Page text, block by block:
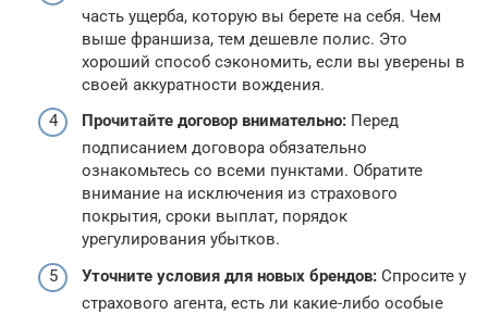
часть ущерба, которую вы берете на себя. Чем
выше франшиза, тем дешевле полис. Это
хороший способ сэкономить, если вы уверены в
своей аккуратности вождения.
Прочитайте договор внимательно: Перед
подписанием договора обязательно
ознакомьтесь со всеми пунктами. Обратите
внимание на исключения из страхового
покрытия, сроки выплат, порядок
урегулирования убытков.
Уточните условия для новых брендов: Спросите у
страхового агента, есть ли какие-либо особые